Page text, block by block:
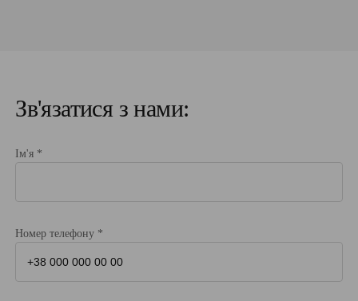
Зв'язатися з нами:
Ім'я *
Номер телефону *